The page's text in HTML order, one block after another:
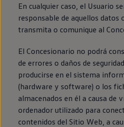
En cualquier caso, el Usuario
responsable de aquellos datos
transmita o comunique al
El Concesionario no podrá
de errores o daños de
producirse en el sistema
(hardware y software) o los
almacenados en él a causa de
ordenador utilizado para
contenidos del Sitio Web, a